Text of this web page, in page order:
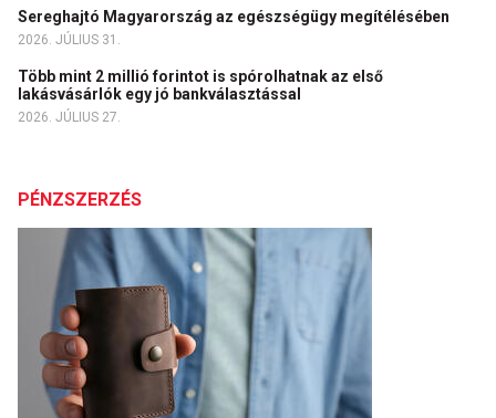
Sereghajtó Magyarország az egészségügy megítélésében
2026. JÚLIUS 31.
Több mint 2 millió forintot is spórolhatnak az első
lakásvásárlók egy jó bankválasztással
2026. JÚLIUS 27.
PÉNZSZERZÉS